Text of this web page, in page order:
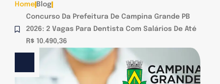
Home Blog
Concurso Da Prefeitura De Campina Grande PB
2026: 2 Vagas Para Dentista Com Salários De Até
R$ 10.490,36